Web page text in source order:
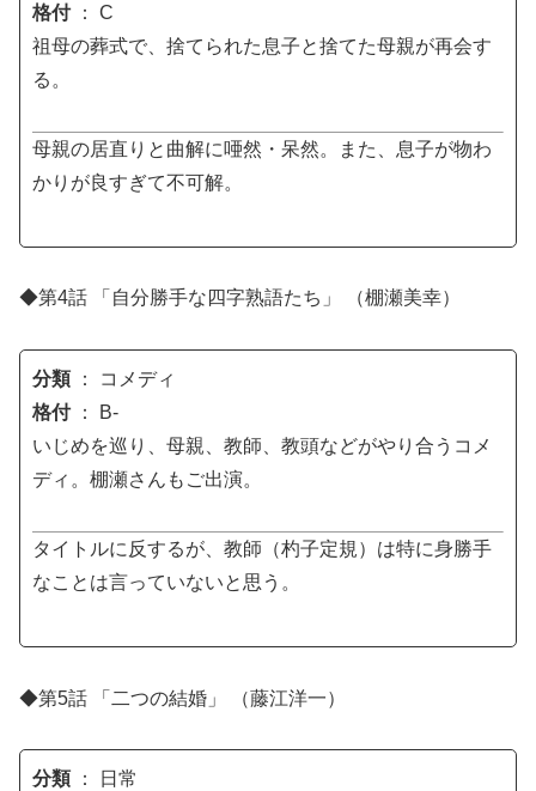
格付： C
祖母の葬式で、捨てられた息子と捨てた母親が再会す
る。
母親の居直りと曲解に唖然・呆然。また、息子が物わ
かりが良すぎて不可解。
◆第4話 「自分勝手な四字熟語たち」 （棚瀬美幸）
分類： コメディ
格付： B-
いじめを巡り、母親、教師、教頭などがやり合うコメ
ディ。棚瀬さんもご出演。
タイトルに反するが、教師（杓子定規）は特に身勝手
なことは言っていないと思う。
◆第5話 「二つの結婚」 （藤江洋一）
分類： 日常